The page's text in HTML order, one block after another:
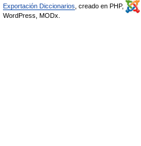
Exportación Diccionarios , creado en PHP,
WordPress, MODx.